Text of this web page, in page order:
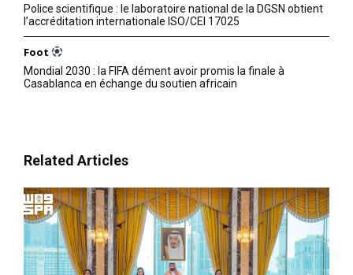
le1.ma
Police scientifique : le laboratoire national de la DGSN obtient
l’accréditation internationale ISO/CEI 17025
Foot
Mondial 2030 : la FIFA dément avoir promis la finale à
Casablanca en échange du soutien africain
Related Articles